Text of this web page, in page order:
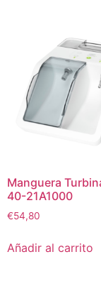
Manguera
40-21A1000
€54,80
Añadir al carrito